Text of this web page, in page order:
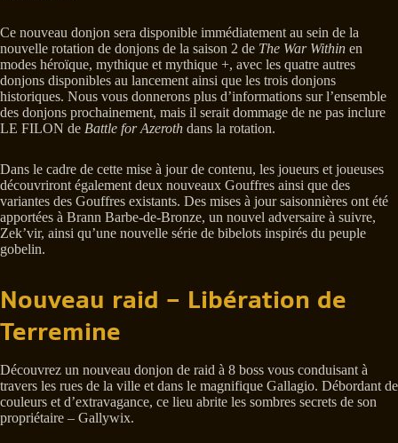
Ce nouveau donjon sera disponible immédiatement au sein de la
nouvelle rotation de donjons de la saison 2 de The War Within en
modes héroïque, mythique et mythique +, avec les quatre autres
donjons disponibles au lancement ainsi que les trois donjons
historiques. Nous vous donnerons plus d’informations sur l’ensemble
des donjons prochainement, mais il serait dommage de ne pas inclure
LE FILON de Battle for Azeroth dans la rotation.
Dans le cadre de cette mise à jour de contenu, les joueurs et joueuses
découvriront également deux nouveaux Gouffres ainsi que des
variantes des Gouffres existants. Des mises à jour saisonnières ont été
apportées à Brann Barbe-de-Bronze, un nouvel adversaire à suivre,
Zek’vir, ainsi qu’une nouvelle série de bibelots inspirés du peuple
gobelin.
Nouveau raid – Libération de
Terremine
Découvrez un nouveau donjon de raid à 8 boss vous conduisant à
travers les rues de la ville et dans le magnifique Gallagio. Débordant de
couleurs et d’extravagance, ce lieu abrite les sombres secrets de son
propriétaire – Gallywix.